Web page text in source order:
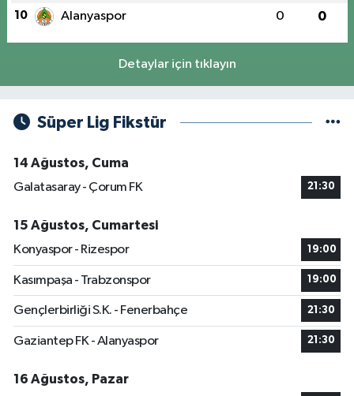
10 Alanyaspor 0 0
Detaylar için tıklayın
Süper Lig Fikstür
14 Ağustos, Cuma
Galatasaray - Çorum FK
21:30
15 Ağustos, Cumartesi
Konyaspor - Rizespor
19:00
Kasımpaşa - Trabzonspor 19:00
Gençlerbirliği S.K. - Fenerbahçe 21:30
Gaziantep FK - Alanyaspor 21:30
16 Ağustos, Pazar